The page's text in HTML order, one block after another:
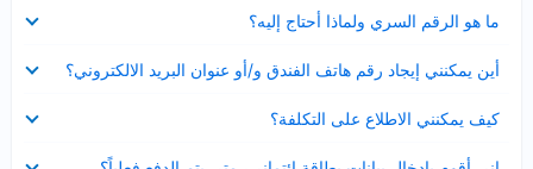
ما هو الرقم السري ولماذا أحتاج إليه؟
مصغر
أين يمكنني إيجاد رقم هاتف الفندق و/أو عنوان البريد الالكتروني؟
عرض
مصغر
كيف يمكنني الاطلاع على التكلفة؟
مصغر